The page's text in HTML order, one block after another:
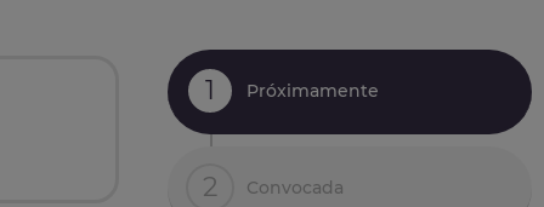
1 Próximamente
2 Convocada